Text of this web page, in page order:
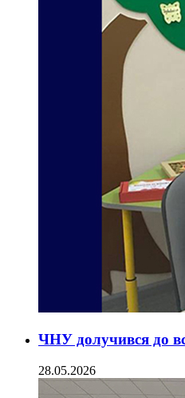
ЧНУ долучився до
28.05.2026